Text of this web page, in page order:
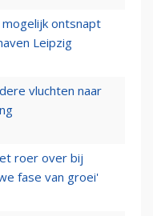
ontsnapt
Leipzig
vluchten naar
roer over bij
fase van groei'